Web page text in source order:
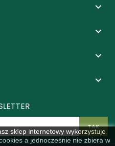




sklep internetowy wykorzystuje
a jednocześnie nie zbiera w